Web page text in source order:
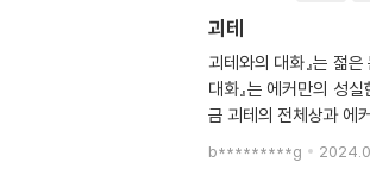
괴테
괴테와의 대화』는 젊
대화』는 에커만의 성
금 괴테의 전체상과 에
b*********g